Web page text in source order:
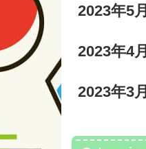
2023年5月
2023年4月
2023年3月